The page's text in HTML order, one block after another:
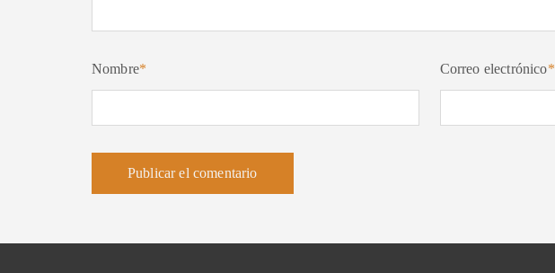
Nombre* Correo electrónico*